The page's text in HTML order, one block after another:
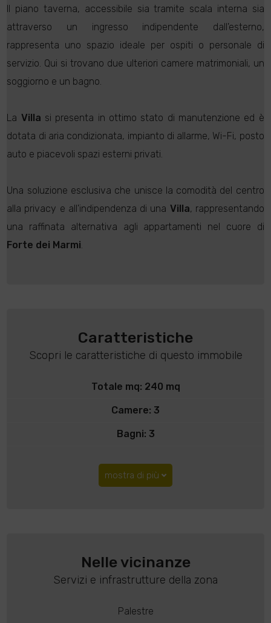
Il piano taverna, accessibile sia tramite scala interna sia
attraverso un ingresso indipendente dall'esterno,
rappresenta uno spazio ideale per ospiti o personale di
servizio. Qui si trovano due ulteriori camere matrimoniali, un
soggiorno e un bagno.
La Villa si presenta in ottimo stato di manutenzione ed è
dotata di aria condizionata, impianto di allarme, Wi-Fi, posto
auto e piacevoli spazi esterni privati.
Una soluzione esclusiva che unisce la comodità del centro
alla privacy e all'indipendenza di una Villa, rappresentando
una raffinata alternativa agli appartamenti nel cuore di
Forte dei Marmi.
Caratteristiche
Scopri le caratteristiche di questo immobile
Totale mq: 240 mq
Camere: 3
Bagni: 3
mostra di più
Nelle vicinanze
Servizi e infrastrutture della zona
Palestre